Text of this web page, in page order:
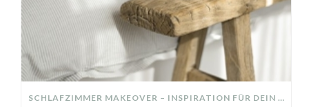
SCHLAFZIMMER MAKEOVER – INSPIRATION FÜR DEIN SCHLAFZIMMER: AUS ALT MACH NEU – HELL, GEMÜTLICH UND EINLADEND